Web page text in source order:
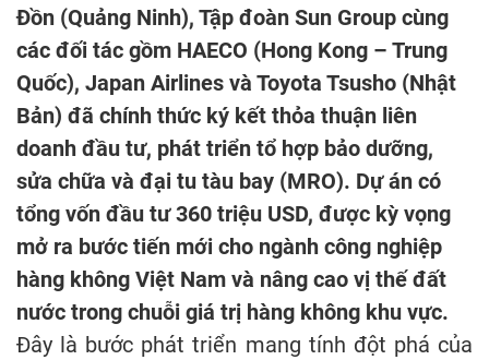
Đồn (Quảng Ninh), Tập đoàn Sun Group cùng
các đối tác gồm HAECO (Hong Kong – Trung
Quốc), Japan Airlines và Toyota Tsusho (Nhật
Bản) đã chính thức ký kết thỏa thuận liên
doanh đầu tư, phát triển tổ hợp bảo dưỡng,
sửa chữa và đại tu tàu bay (MRO). Dự án có
tổng vốn đầu tư 360 triệu USD, được kỳ vọng
mở ra bước tiến mới cho ngành công nghiệp
hàng không Việt Nam và nâng cao vị thế đất
nước trong chuỗi giá trị hàng không khu vực.
Đây là bước phát triển mang tính đột phá của